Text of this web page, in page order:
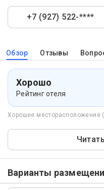
+7 (927) 522-****
Обзор Отзывы
Хорошо
Рейтинг отеля
Хорошее месторасположение
Варианты